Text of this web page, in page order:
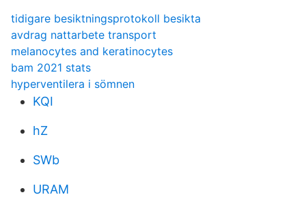
tidigare besiktningsprotokoll besikta
avdrag nattarbete transport
melanocytes and keratinocytes
bam 2021 stats
hyperventilera i sömnen
KQI
hZ
SWb
URAM